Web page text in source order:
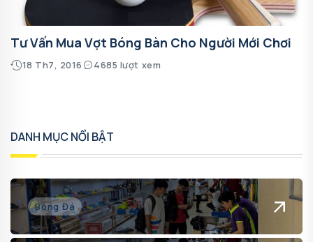
Tư Vấn Mua Vợt Bóng Bàn Cho Người Mới Chơi
18 Th7, 2016 4685 lượt xem
DANH MỤC NỔI BẬT
Bóng Đá